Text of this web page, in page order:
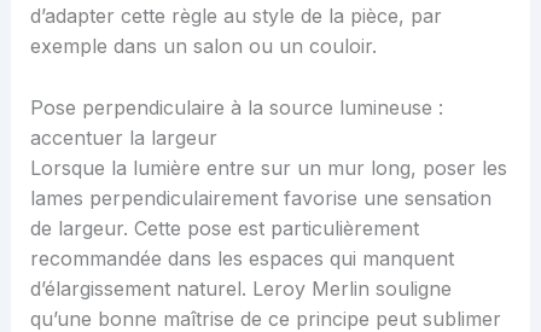
d’adapter cette règle au style de la pièce, par
exemple dans un salon ou un couloir.
Pose perpendiculaire à la source lumineuse :
accentuer la largeur
Lorsque la lumière entre sur un mur long, poser les
lames perpendiculairement favorise une sensation
de largeur. Cette pose est particulièrement
recommandée dans les espaces qui manquent
d’élargissement naturel. Leroy Merlin souligne
qu’une bonne maîtrise de ce principe peut sublimer